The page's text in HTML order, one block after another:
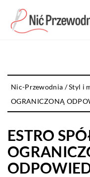
Nic-Przewodnia /Styl i
OGRANICZONĄ
ESTRO